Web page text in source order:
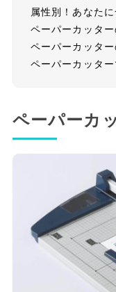
属性別！あなた
ペーパーカッター
ペーパーカッタ
ペーパーカッタ
ペーパーカ